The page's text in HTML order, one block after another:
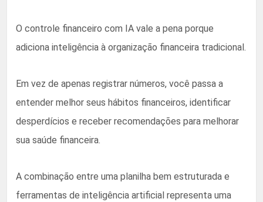
O controle financeiro com IA vale a pena porque
adiciona inteligência à organização financeira tradicional.
Em vez de apenas registrar números, você passa a
entender melhor seus hábitos financeiros, identificar
desperdícios e receber recomendações para melhorar
sua saúde financeira.
A combinação entre uma planilha bem estruturada e
ferramentas de inteligência artificial representa uma